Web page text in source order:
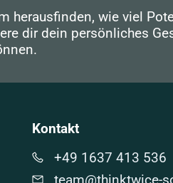
herausfinden, wie viel
dir dein persönliches
Kontakt
+49 1637 413 536
team@thinktwice-